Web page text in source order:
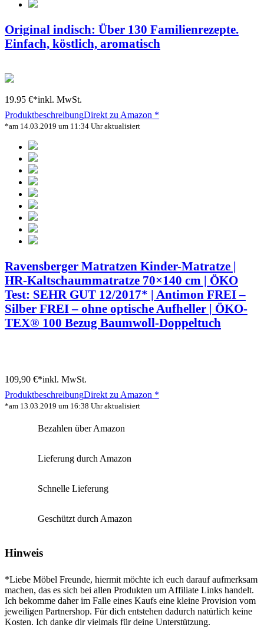
Original indisch: Über 130 Familienrezepte.
Einfach, köstlich, aromatisch
19.95 €*inkl. MwSt.
ProduktbeschreibungDirekt zu Amazon *
*am 14.03.2019 um 11:34 Uhr aktualisiert
Ravensberger Matratzen Kinder-Matratze |
HR-Kaltschaummatratze 70×140 cm | ÖKO
Test: SEHR GUT 12/2017* | Antimon FREI –
Silber FREI – ohne optische Aufheller | ÖKO-
TEX® 100 Bezug Baumwoll-Doppeltuch
109,90 €*inkl. MwSt.
ProduktbeschreibungDirekt zu Amazon *
*am 13.03.2019 um 16:38 Uhr aktualisiert
Bezahlen über Amazon
Lieferung durch Amazon
Schnelle Lieferung
Geschützt durch Amazon
Hinweis
*Liebe Möbel Freunde, hiermit möchte ich euch darauf aufmerksam
machen, das es sich bei allen Produkten um Affiliate Links handelt.
Ich bekomme daher im Falle eines Kaufs eine kleine Provision vom
jeweiligen Partnershop. Für dich entstehen dadurch natürlich keine
Kosten. Ich danke dir vielmals für deine Unterstützung.